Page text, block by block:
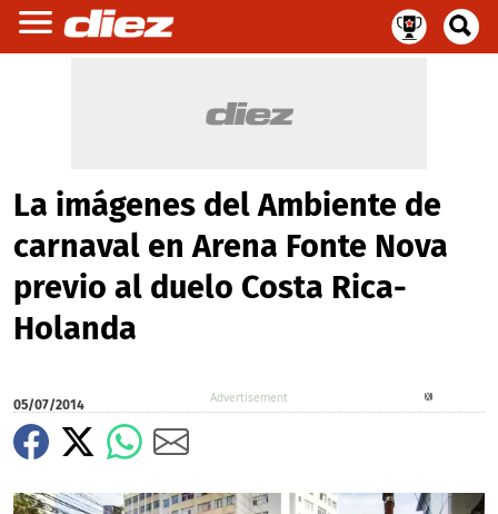
La imágenes del Ambiente de
carnaval en Arena Fonte Nova
previo al duelo Costa Rica-
Holanda
05/07/2014
X